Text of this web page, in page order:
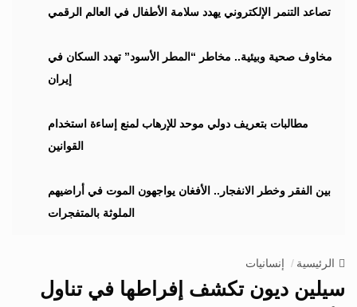
i
t
تصاعد التنمر الإلكتروني يهدد سلامة الأطفال في العالم الرقمي
مخاوف صحية وبيئية.. مخاطر “المطر الأسود” تهدد السكان في
إيران
مطالبات بتعريف دولي موحد للإرهاب لمنع إساءة استخدام
القوانين
بين الفقر وخطر الانفجار.. الأفغان يواجهون الموت في أراضيهم
الملوثة بالمتفجرات
الرئيسية إنسانيات
سيلين ديون تكشف إفراطها في تناول